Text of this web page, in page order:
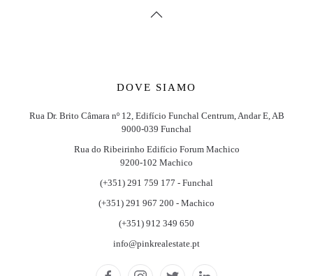
DOVE SIAMO
Rua Dr. Brito Câmara nº 12, Edifício Funchal Centrum, Andar E, AB
9000-039 Funchal
Rua do Ribeirinho Edifício Forum Machico
9200-102 Machico
(+351) 291 759 177 - Funchal
(+351) 291 967 200 - Machico
(+351) 912 349 650
info@pinkrealestate.pt